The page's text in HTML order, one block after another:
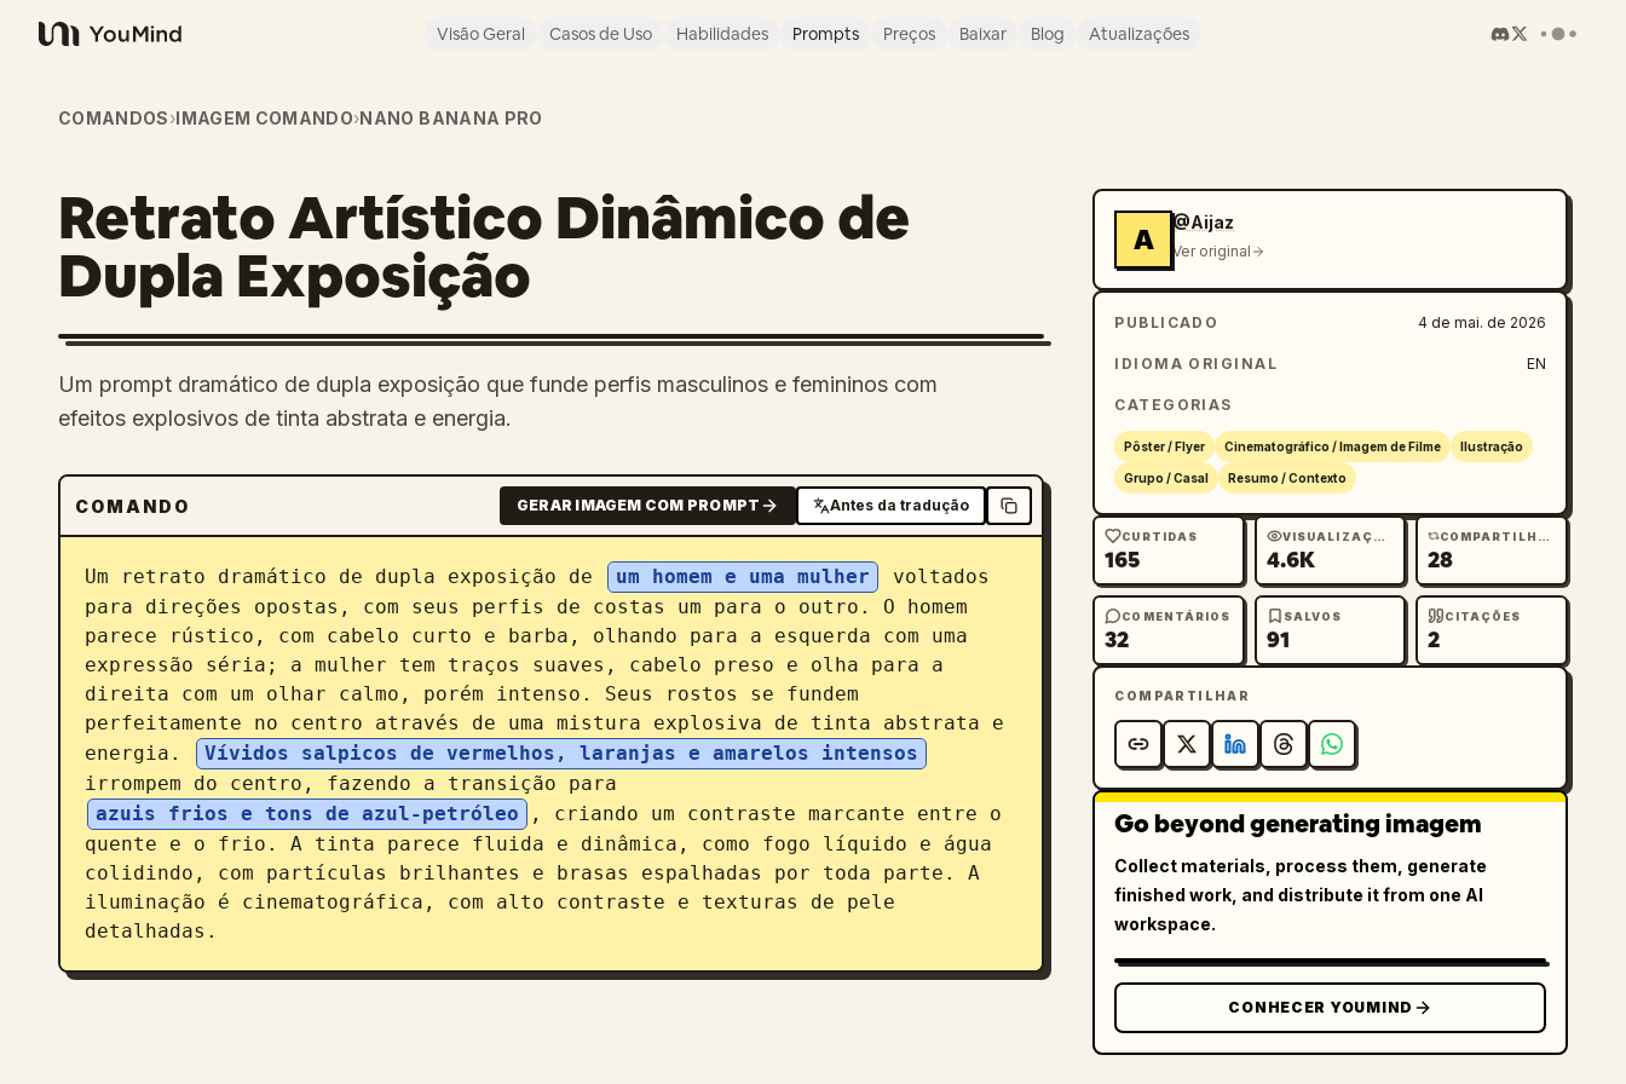
YouMind
Visão Geral Casos de Uso Habilidades Prompts Preços Baixar Blog Atualizações
COMANDOS›IMAGEM COMANDO›NANO BANANA PRO
Retrato Artístico Dinâmico de
Dupla Exposição
Um prompt dramático de dupla exposição que funde perfis masculinos e femininos com
efeitos explosivos de tinta abstrata e energia.
COMANDO GERAR IMAGEM COM PROMPT Antes da tradução
Um retrato dramático de dupla exposição de um homem e uma mulher
voltados
para direções opostas, com seus perfis de costas um para o outro. O homem
parece rústico, com cabelo curto e barba, olhando para a esquerda com uma
expressão séria; a mulher tem traços suaves, cabelo preso e olha para a
direita com um olhar calmo, porém intenso. Seus rostos se fundem
perfeitamente no centro através de uma mistura explosiva de tinta abstrata e
energia.
Vívidos salpicos de vermelhos, laranjas e amarelos intensos
irrompem do centro, fazendo a transição para
azuis frios e tons de azul-petróleo
, criando um contraste marcante entre o
quente e o frio. A tinta parece fluida e dinâmica, como fogo líquido e água
colidindo, com partículas brilhantes e brasas espalhadas por toda parte. A
iluminação é cinematográfica, com alto contraste e texturas de pele
detalhadas.
A
@Aijaz
Ver original
PUBLICADO 4 de mai. de 2026
IDIOMA ORIGINAL EN
CATEGORIAS
Pôster / Flyer Cinematográfico / Imagem de Filme Ilustração
Grupo / Casal Resumo / Contexto
CURTIDAS
165
VISUALIZAÇÕES
4.6K
COMPARTILHAMENTOS
28
COMENTÁRIOS
32
SALVOS
91
CITAÇÕES
2
COMPARTILHAR
Go beyond generating imagem
Collect materials, process them, generate
finished work, and distribute it from one AI
workspace.
CONHECER YOUMIND